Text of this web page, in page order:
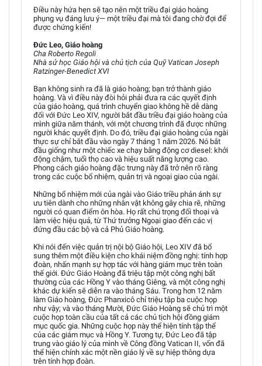
Điều này hứa hẹn sẽ tạo nên một triều đại giáo hoàng
phụng vụ đáng lưu ý— một triều đại mà tôi đang chờ đợi để
được chứng kiến!
Đức Leo, Giáo hoàng
Cha Roberto Regoli
Nhà sử học Giáo hội và chủ tịch của Quỹ Vatican Joseph
Ratzinger-Benedict XVI
Bạn không sinh ra đã là giáo hoàng; bạn trở thành giáo
hoàng. Và vì điều này đòi hỏi phải đưa ra các quyết định
của giáo hoàng, quá trình chuyển giao không hề dễ dàng
đối với Đức Leo XIV, người bắt đầu triều đại giáo hoàng của
mình giữa năm thánh, với một chương trình đã được những
người khác quyết định. Do đó, triều đại giáo hoàng của ngài
thực sự chỉ bắt đầu vào ngày 7 tháng 1 năm 2026. Nó bắt
đầu giống như một chiếc xe chạy bằng động cơ diesel: khởi
động chậm, tuổi thọ cao và hiệu suất năng lượng cao.
Phong cách giáo hoàng đặc trưng này đã trở nên rõ ràng
trong các cuộc bổ nhiệm, quản trị và ngoại giao của ngài.
Những bổ nhiệm mới của ngài vào Giáo triều phản ánh sự
ưu tiên dành cho những nhân vật không gây chia rẽ, những
người có quan điểm ôn hòa. Họ rất chú trọng đối thoại và
làm việc hiệu quả, từ Thứ trưởng Ngoại giao đến các vị
đứng đầu các bộ và cả Phủ Giáo hoàng.
Khi nói đến việc quản trị nội bộ Giáo hội, Leo XIV đã bổ
sung thêm một điều kiện cho khái niệm đồng nghị: tính hợp
đoàn, nhấn mạnh sự hợp tác với hàng giám mục trên toàn
thế giới. Đức Giáo Hoàng đã triệu tập một công nghị bất
thường của các Hồng Y vào tháng Giêng, và một công nghị
khác dự kiến sẽ diễn ra vào tháng Sáu. Trong hơn 12 năm
làm Giáo hoàng, Đức Phanxicô chỉ triệu tập ba cuộc họp
như vậy; và vào tháng Mười, Đức Giáo Hoàng sẽ chủ trì một
cuộc họp toàn cầu của tất cả các chủ tịch hội đồng giám
mục quốc gia. Những cuộc họp này thể hiện tính tập thể
của các giám mục và Hồng Y. Tương tự, Đức Leo đã tập
trung vào giáo lý của mình về Công đồng Vatican II, vốn đã
thể hiện chính xác một nền giáo lý về sự hiệp thông dựa
trên tính hợp đoàn.